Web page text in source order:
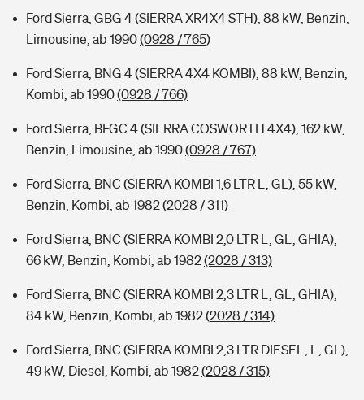
Ford Sierra, GBG 4 (SIERRA XR4X4 STH), 88 kW, Benzin,
Limousine, ab 1990(0928 / 765)
Ford Sierra, BNG 4 (SIERRA 4X4 KOMBI), 88 kW, Benzin,
Kombi, ab 1990(0928 / 766)
Ford Sierra, BFGC 4 (SIERRA COSWORTH 4X4), 162 kW,
Benzin, Limousine, ab 1990(0928 / 767)
Ford Sierra, BNC (SIERRA KOMBI 1,6 LTR L, GL), 55 kW,
Benzin, Kombi, ab 1982(2028 / 311)
Ford Sierra, BNC (SIERRA KOMBI 2,0 LTR L, GL, GHIA),
66 kW, Benzin, Kombi, ab 1982(2028 / 313)
Ford Sierra, BNC (SIERRA KOMBI 2,3 LTR L, GL, GHIA),
84 kW, Benzin, Kombi, ab 1982(2028 / 314)
Ford Sierra, BNC (SIERRA KOMBI 2,3 LTR DIESEL, L, GL),
49 kW, Diesel, Kombi, ab 1982(2028 / 315)